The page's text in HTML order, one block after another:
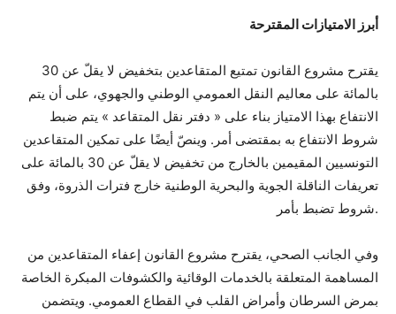
أبرز الامتيازات المقترحة
يقترح مشروع القانون تمتيع المتقاعدين بتخفيض لا يقلّ عن 30
بالمائة على معاليم النقل العمومي الوطني والجهوي، على أن يتم
الانتفاع بهذا الامتياز بناء على « دفتر نقل المتقاعد » يتم ضبط
شروط الانتفاع به بمقتضى أمر. وينصّ أيضًا على تمكين المتقاعدين
التونسيين المقيمين بالخارج من تخفيض لا يقلّ عن 30 بالمائة على
تعريفات الناقلة الجوية والبحرية الوطنية خارج فترات الذروة، وفق
شروط تضبط بأمر.
وفي الجانب الصحي، يقترح مشروع القانون إعفاء المتقاعدين من
المساهمة المتعلقة بالخدمات الوقائية والكشوفات المبكرة الخاصة
بمرض السرطان وأمراض القلب في القطاع العمومي. ويتضمن